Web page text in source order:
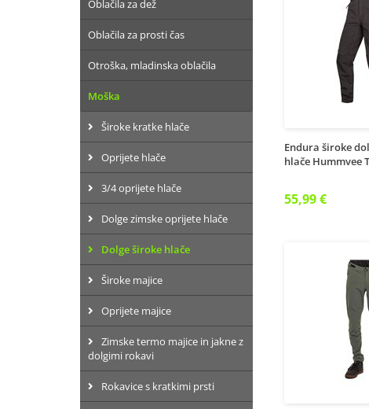
Oblačila za dež
Oblačila za prosti čas
Otroška, mladinska oblačila
Moška
Široke kratke hlače
Oprijete hlače
3/4 oprijete hlače
Dolge zimske oprijete hlače
Dolge široke hlače
Široke majice
Oprijete majice
Zimske termo majice in jakne z
dolgimi rokavi
Rokavice s kratkimi prsti
Endura široke
hlače Hummvee
55,99 €